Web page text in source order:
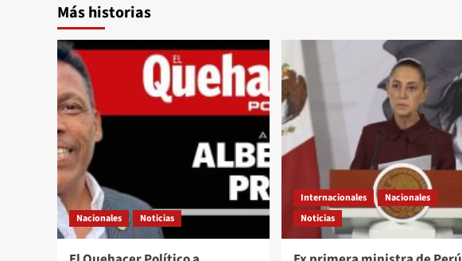
Más historias
Nacionales Noticias
Internacionales
Nacionales
Noticias